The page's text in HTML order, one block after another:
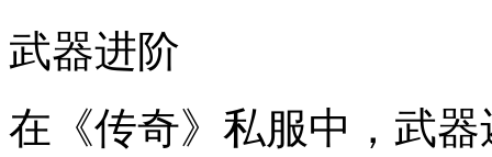
武器进阶
在《传奇》私服中，武